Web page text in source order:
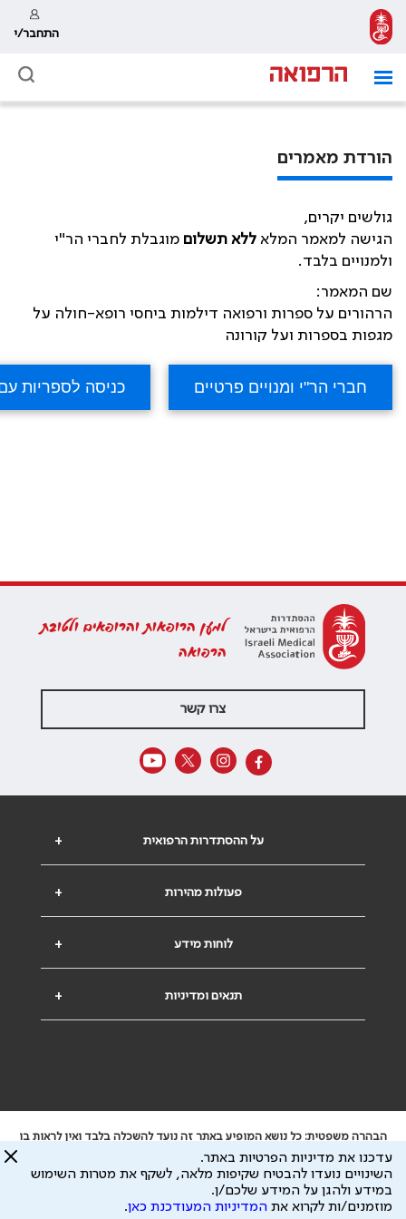
התחבר/י
הורדת מאמרים
גולשים יקרים,
הגישה למאמר המלא ללא תשלום מוגבלת לחברי הר"י
ולמנויים בלבד.
שם המאמר:
הרהורים על ספרות ורפואה דילמות ביחסי רופא-חולה על
מגפות בספרות ועל קורונה
למען הרופאות והרופאים ולטובת
הרפואה
צרו קשר
+ על ההסתדרות הרפואית
+ פעולות מהירות
+ לוחות מידע
+ תנאים ומדיניות
הבהרה משפטית: כל נושא המופיע באתר זה נועד להשכלה בלבד ואין לראות בו
ייעוץ רפואי או משפטי. אין הר"י אחראית לתוכן המתפרסם באתר זה ולכל נזק
שעלול להיגרם.
ידוע לי שהר"י אוספת ושומרת מידע אישי לצורך מתן השרות וכי חלק ממנו עשוי
להיות מועבר לצדדים שלישיים, הכל בכפוף למדיניות הפרטיות
עדכנו את מדיניות הפרטיות באתר.
השינויים נועדו להבטיח שקיפות מלאה, לשקף את מטרות השימוש
במידע ולהגן על המידע שלכם/ן.
מוזמנים/ות לקרוא את המדיניות המעודכנת כאן.